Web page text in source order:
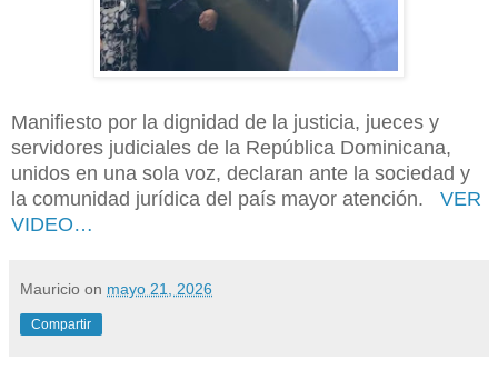
Manifiesto por la dignidad de la justicia, jueces y
servidores judiciales de la República Dominicana,
unidos en una sola voz, declaran ante la sociedad y
la comunidad jurídica del país mayor atención. VER
VIDEO…
Mauricio on mayo 21, 2026
Compartir